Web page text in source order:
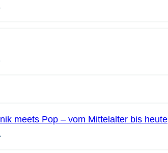
meets Pop – vom Mittelalter bis heute